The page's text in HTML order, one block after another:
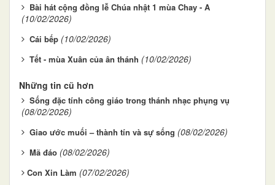
Bài hát cộng đồng lễ Chúa nhật 1 mùa Chay - A
(10/02/2026)
Cái bếp (10/02/2026)
Tết - mùa Xuân của ân thánh (10/02/2026)
Những tin cũ hơn
Sống đặc tính công giáo trong thánh nhạc phụng vụ
(08/02/2026)
Giao ước muối – thành tín và sự sống (08/02/2026)
Mã đáo (08/02/2026)
​​​​​​​Con Xin Làm (07/02/2026)